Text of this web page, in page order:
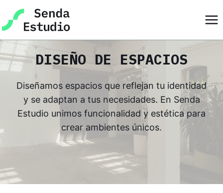
to
content
DISEÑO DE ESPACIOS
Diseñamos espacios que reflejan tu identidad
y se adaptan a tus necesidades. En Senda
Estudio unimos funcionalidad y estética para
crear ambientes únicos.